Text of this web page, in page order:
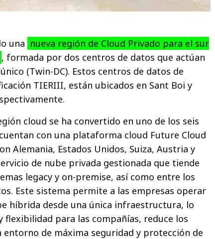
una nueva región de Cloud Privado para el sur
, formada por dos centros de datos que actúan
(Twin-DC). Estos centros de datos de
TIERIII, están ubicados en Sant Boi y
cloud se ha convertido en uno de los seis
con una plataforma cloud Future Cloud
Alemania, Estados Unidos, Suiza, Austria y
de nube privada gestionada que tiende
legacy y on-premise, así como entre los
Este sistema permite a las empresas operar
híbrida desde una única infraestructura, lo
flexibilidad para las compañías, reduce los
de máxima seguridad y protección de